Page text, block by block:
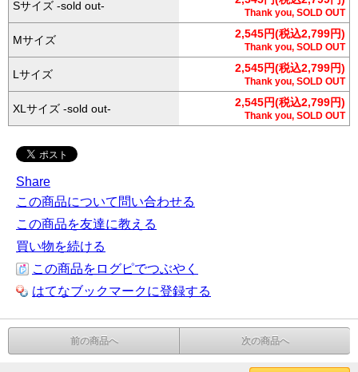
Sサイズ -sold out-
Thank you, SOLD OUT
Mサイズ 2,545円(税込2,799円)
Thank you, SOLD OUT
Lサイズ 2,545円(税込2,799円)
Thank you, SOLD OUT
XLサイズ -sold out- 2,545円(税込2,799円)
Thank you, SOLD OUT
Share
この商品について問い合わせる
この商品を友達に教える
買い物を続ける
この商品をログピでつぶやく
はてなブックマークに登録する
前の商品へ 次の商品へ